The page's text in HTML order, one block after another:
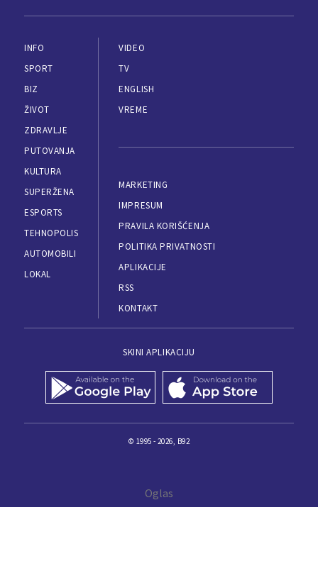
INFO
SPORT
BIZ
ŽIVOT
ZDRAVLJE
PUTOVANJA
KULTURA
SUPERŽENA
ESPORTS
TEHNOPOLIS
AUTOMOBILI
LOKAL
VIDEO
TV
ENGLISH
VREME
MARKETING
IMPRESUM
PRAVILA KORIŠĆENJA
POLITIKA PRIVATNOSTI
APLIKACIJE
RSS
KONTAKT
SKINI APLIKACIJU
© 1995 - 2026, B92